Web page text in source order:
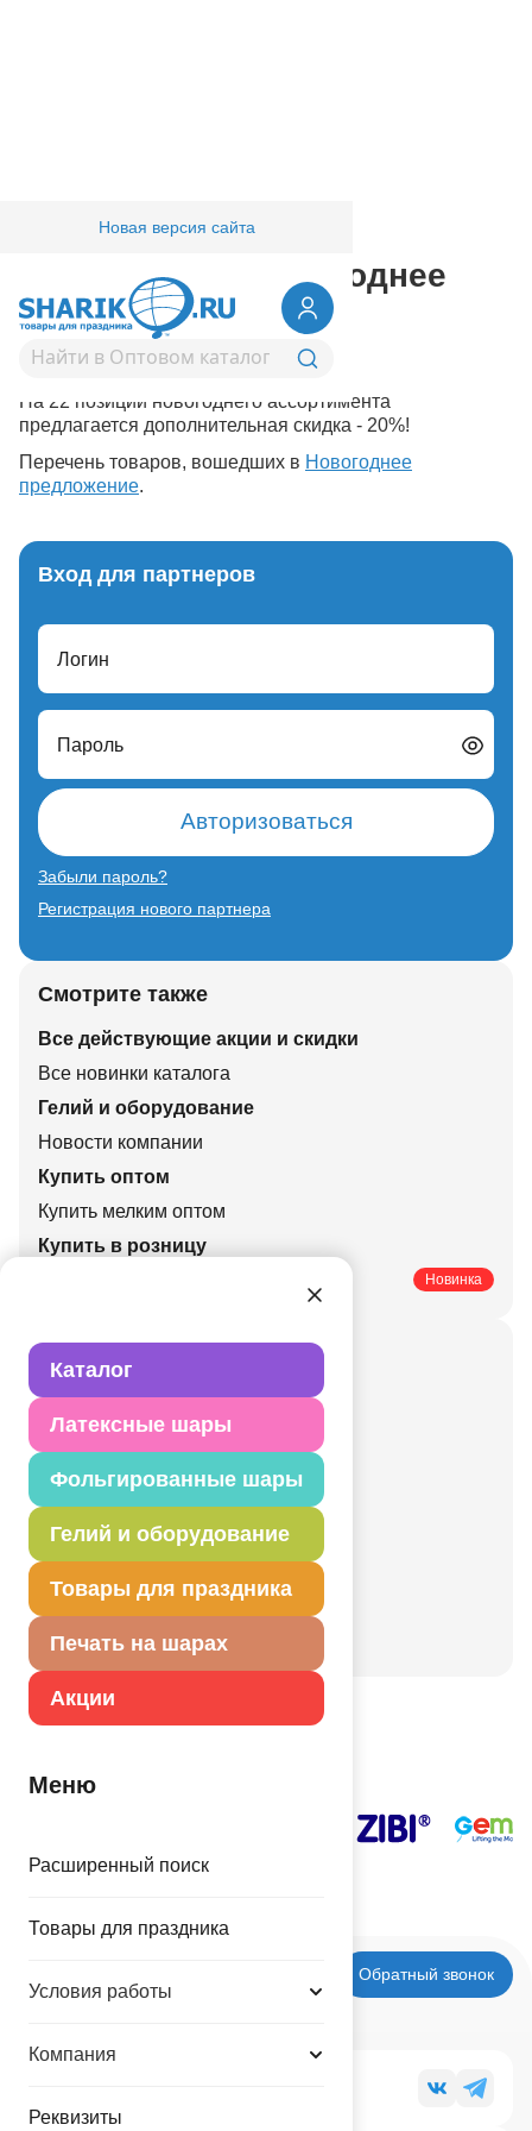
Каталог
Латексные шары
Фольгированные шары
Гелий и оборудование
Товары для праздника
Печать на шарах
Акции
Меню
Расширенный поиск
Товары для праздника
Условия работы
Компания
Реквизиты
Новая версия сайта
Компания
Специальное новогоднее
предложение!
Действует с 01.10.08 по 31.12.08.
На 22 позиции новогоднего ассортимента
предлагается дополнительная скидка - 20%!
Перечень товаров, вошедших в Новогоднее
предложение.
Вход для партнеров
Логин
Пароль
Авторизоваться
Забыли пароль?
Регистрация нового партнера
Смотрите также
Все действующие акции и скидки
Все новинки каталога
Гелий и оборудование
Новости компании
Купить оптом
Купить мелким оптом
Купить в розницу
Новинка
Актуальные праздники
Свадьбы
Корпоративные
Детский праздник
Валентинов день
День города
Новый год
Обратный звонок